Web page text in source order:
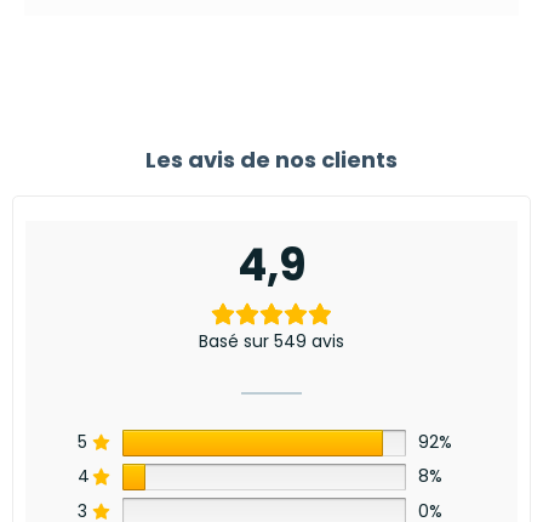
Les avis de nos clients
4,9
Basé sur 549 avis
5
92%
4
8%
3
0%